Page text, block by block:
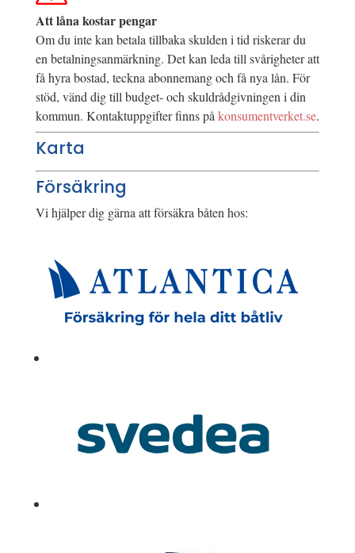
Att låna kostar pengar
Om du inte kan betala tillbaka skulden i tid riskerar du
en betalningsanmärkning. Det kan leda till svårigheter att
få hyra bostad, teckna abonnemang och få nya lån. För
stöd, vänd dig till budget- och skuldrådgivningen i din
kommun. Kontaktuppgifter finns på konsumentverket.se.
Karta
Försäkring
Vi hjälper dig gärna att försäkra båten hos: